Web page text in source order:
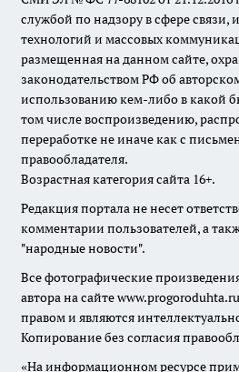
службой по надзору в сфере
технологий и массовых
размещенная на данном сайте,
законодательством РФ об
использованию кем-либо в какой
том числе воспроизведению,
переработке не иначе как с
правообладателя.
Возрастная категория сайта 16+.
Редакция портала не несет
комментарии пользователей, а
"народные новости".
Все фотографические
автора на сайте
правом и являются
Копирование без согласия
«На информационном ресурсе